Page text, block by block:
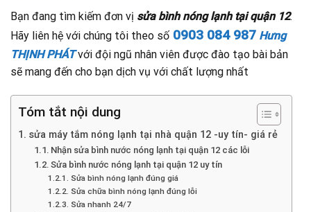
Bạn đang tìm kiếm đơn vị sửa bình nóng lạnh tại quận 12.
Hãy liên hệ với chúng tôi theo số 0903 084 987 Hưng
THỊNH PHÁTvới đội ngũ nhân viên được đào tạo bài bản
sẽ mang đến cho bạn dịch vụ với chất lượng nhất
Tóm tắt nội dung
sửa máy tắm nóng lạnh tại nhà quận 12 -uy tín- giá rẻ
Nhận sửa bình nước nóng lạnh tại quận 12 các lỗi
Sửa bình nước nóng lạnh tại quận 12 uy tín
Sửa bình nóng lạnh đúng giá
Sửa chữa bình nóng lạnh đúng lỗi
Sửa nhanh 24/7